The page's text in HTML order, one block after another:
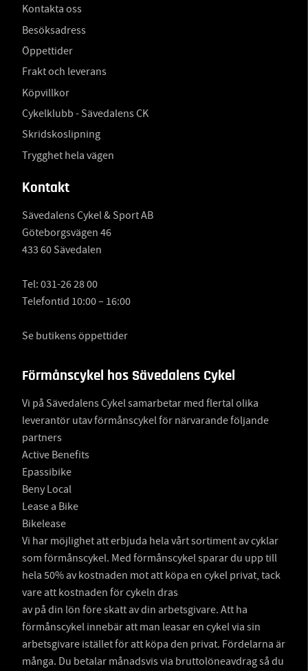
Kontakta oss
Besöksadress
Öppettider
Frakt och leverans
Köpvillkor
Cykelklubb - Sävedalens CK
Skridskoslipning
Trygghet hela vägen
Kontakt
Sävedalens Cykel & Sport AB
Göteborgsvägen 46
433 60 Sävedalen
Tel: 031-26 28 00
Telefontid 10:00 – 16:00
Se butikens öppettider
Förmånscykel hos Sävedalens Cykel
Vi på Sävedalens Cykel samarbetar med flertal olika
leverantör utav förmånscykel för närvarande följande
partners
Active Benefits
Epassibike
Beny Local
Lease a Bike
Bikelease
Vi har möjlighet att erbjuda hela vårt sortiment av cyklar
som förmånscykel. Med förmånscykel sparar du upp till
hela 50% av kostnaden mot att köpa en cykel privat, tack
vare att kostnaden för cykeln dras
av på din lön före skatt av din arbetsgivare. Att ha
förmånscykel innebär att man leasar en cykel via sin
arbetsgivare istället för att köpa den privat. Fördelarna är
många. Du betalar månadsvis via bruttolöneavdrag så du